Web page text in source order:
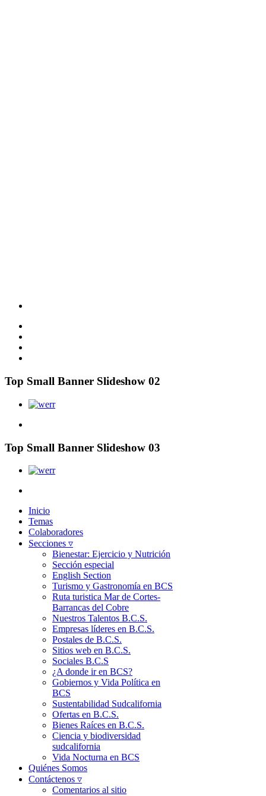
Top Small Banner Slideshow 02
Top Small Banner Slideshow 03
Inicio
Temas
Colaboradores
Secciones ▿
Bienestar: Ejercicio y Nutrición
Sección especial
English Section
Turismo y Gastronomía en BCS
Ruta turistica Mar de Cortes-
Barrancas del Cobre
Nuestros Talentos B.C.S.
Empresas líderes en B.C.S.
Postales de B.C.S.
Sitios web en B.C.S.
Sociales B.C.S
¿A donde ir en BCS?
Gobiernos y Vida Política en
BCS
Sustentabilidad Sudcalifornia
Ofertas en B.C.S.
Bienes Raíces en B.C.S.
Ciencia y biodiversidad
sudcalifornia
Vida Nocturna en BCS
Quiénes Somos
Contáctenos ▿
Comentarios al sitio